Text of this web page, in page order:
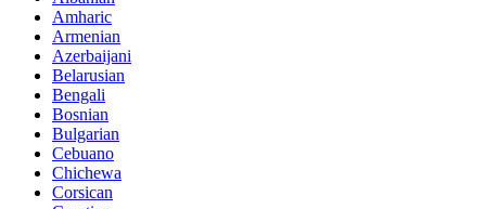
Amharic
Armenian
Azerbaijani
Belarusian
Bengali
Bosnian
Bulgarian
Cebuano
Chichewa
Corsican